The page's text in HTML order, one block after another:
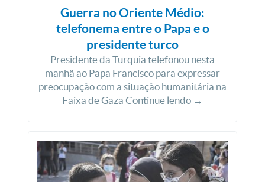
Guerra no Oriente Médio:
telefonema entre o Papa e o
presidente turco
Presidente da Turquia telefonou nesta
manhã ao Papa Francisco para expressar
preocupação com a situação humanitária na
Faixa de Gaza Continue lendo →